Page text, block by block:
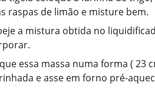
raspas de limão e misture bem.
a mistura obtida no
essa massa numa forma (
e asse em forno pré-